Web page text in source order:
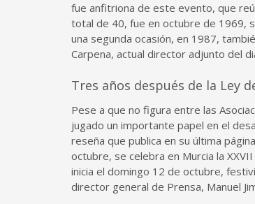
fue anfitriona de este evento, que
total de 40, fue en octubre de 1969,
una segunda ocasión, en 1987,
Carpena, actual director adjunto del
Tres años después de la Ley
Pese a que no figura entre las
jugado un importante papel en el
reseña que publica en su última
octubre, se celebra en Murcia la
inicia el domingo 12 de octubre,
director general de Prensa, Manuel